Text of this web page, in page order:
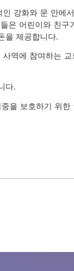
강화와 문 안에
은 어린이와 친
을 제공합니다.
역에 참여하는
다.
을 보호하기 위